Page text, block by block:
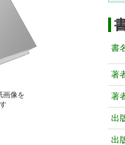
画像を
書
著
著
出
出